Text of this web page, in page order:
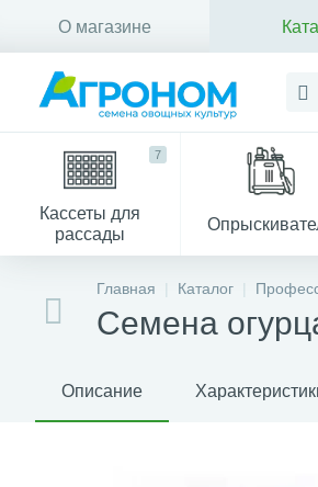
О магазине
Контакты
Кассеты для
рассады
7
Главная Каталог
Семена
Описание